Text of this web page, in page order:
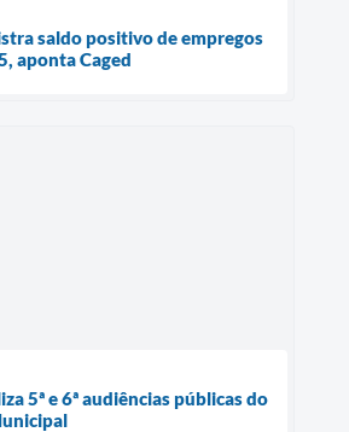
saldo positivo de empregos
aponta Caged
5ª e 6ª audiências públicas do